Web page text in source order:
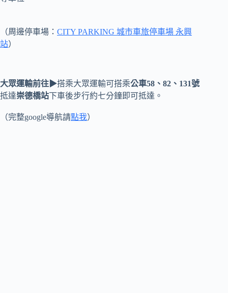
（周邊停車場： CITY PARKING 城市車旅停車場 永興
站）
大眾運輸前往▶搭乘大眾運輸可搭乘公車58、82、131號
抵達崇德橋站下車後步行約七分鐘即可抵達。
（完整google導航請點我）